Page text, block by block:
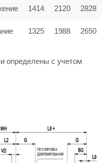
1414 2120 2828
1325 1988 2650
определены с учетом